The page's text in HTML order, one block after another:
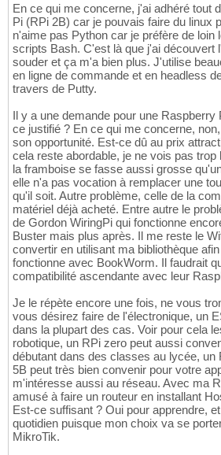
En ce qui me concerne, j'ai adhéré tout
Pi (RPi 2B) car je pouvais faire du linux
n'aime pas Python car je préfère de loin
scripts Bash. C'est là que j'ai découvert
souder et ça m'a bien plus. J'utilise
en ligne de commande et en headless
travers de Putty.
Il y a une demande pour une
ce justifié ? En ce qui me concerne,
son opportunité. Est-ce dû au prix
cela reste abordable, je ne vois pas
la framboise se fasse aussi grosse
elle n'a pas vocation à remplacer une
qu'il soit. Autre problème, celle de la
matériel déjà acheté. Entre autre le
de Gordon WiringPi qui fonctionne
Buster mais plus après. Il me reste le
convertir en utilisant ma bibliothèque
fonctionne avec BookWorm. Il faudrait
compatibilité ascendante avec leur
Je le répète encore une fois, ne vous
vous désirez faire de l'électronique, un
dans la plupart des cas. Voir pour cela
robotique, un RPi zero peut aussi
débutant dans des classes au lycée,
5B peut très bien convenir pour votre
m'intéresse aussi au réseau. Avec ma
amusé à faire un routeur en installant
Est-ce suffisant ? Oui pour apprendre,
quotidien puisque mon choix va se
MikroTik.